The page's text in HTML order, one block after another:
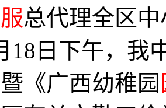
总代理全区
18日下午，我
《广西幼稚园